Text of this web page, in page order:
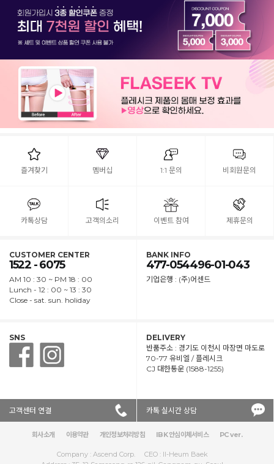
즐겨찾기 멤버십 1:1 문의 비회원문의
카톡상담 고객의소리 이벤트 참여 제휴문의
CUSTOMER CENTER
1522 - 6075
AM 10 : 30 ~ PM 18 : 00
Lunch - 12 : 00 ~ 13 : 30
Close - sat. sun. holiday
BANK INFO
477-054496-01-043
기업은행 : (주)어센드
SNS
DELIVERY
반품주소 : 경기도 이천시 마장면 마도로
70-77 유비엘 / 플레시크
CJ 대한통운 (1588-1255)
고객센터 연결 카톡 실시간 상담
회사소개 이용약관 개인정보처리방침 IBK 안심이체서비스 PC ver.
Company : Ascend Corp.
CEO : Il-Heum Baek